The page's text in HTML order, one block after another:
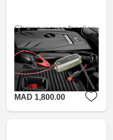
Chargeur avec fonction
de maintien en charge,
5 A, pour batteries au
plomb et au lithium,
ECE
MAD 1,800.00